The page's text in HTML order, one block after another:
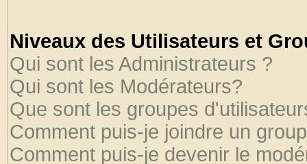
Niveaux des Utilisateurs et
Qui sont les Administrateurs ?
Qui sont les Modérateurs?
Que sont les groupes
Comment puis-je joindre un
Comment puis-je devenir le